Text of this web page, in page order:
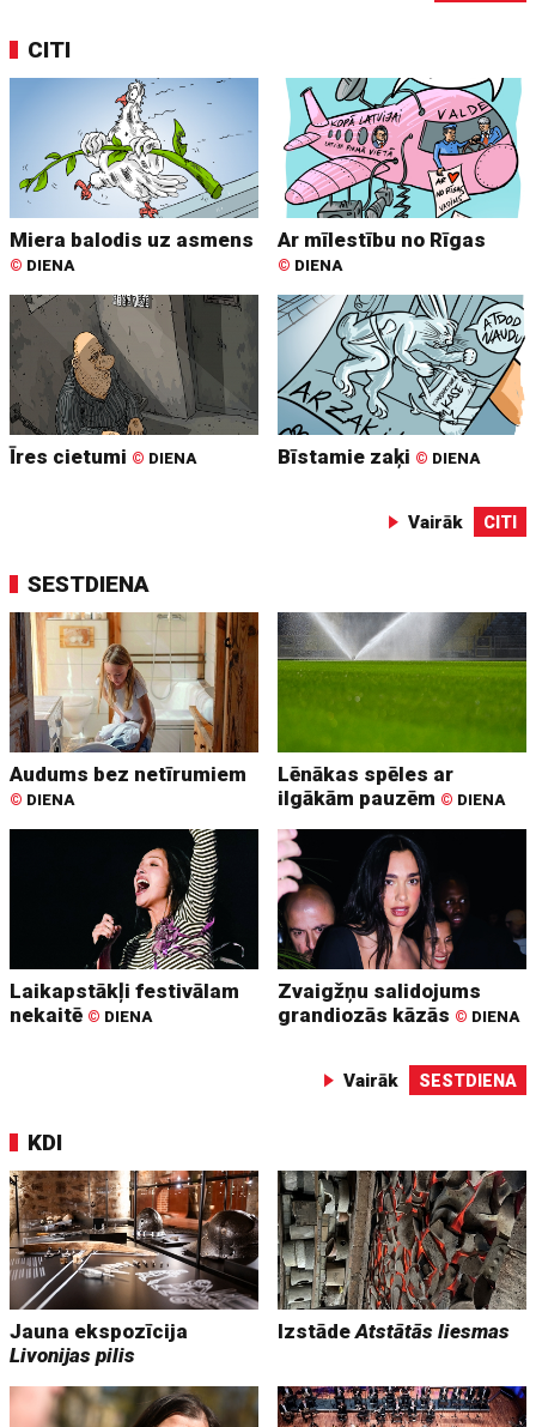
CITI
Miera balodis uz asmens
© DIENA
Ar mīlestību no Rīgas
© DIENA
Īres cietumi © DIENA Bīstamie zaķi © DIENA
Vairāk CITI
SESTDIENA
Audums bez netīrumiem
© DIENA
Lēnākas spēles ar
ilgākām pauzēm © DIENA
Laikapstākļi festivālam
nekaitē © DIENA
Zvaigžņu salidojums
grandiozās kāzās © DIENA
Vairāk SESTDIENA
KDI
Jauna ekspozīcija
Livonijas pilis
IzstādeAtstātās liesmas